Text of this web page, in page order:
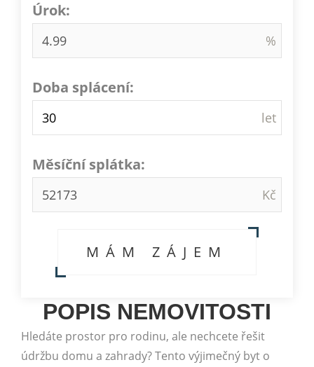
Úrok:
Doba splácení:
Měsíční splátka:
MÁM ZÁJEM
POPIS NEMOVITOSTI
Hledáte prostor pro rodinu, ale nechcete řešit
údržbu domu a zahrady? Tento výjimečný byt o